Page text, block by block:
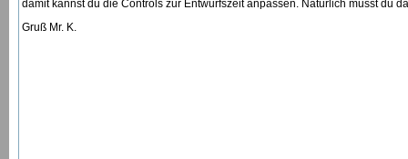
damit kannst du die Controls zur Entwurfszeit anpassen. Natürlich musst du
Gruß Mr. K.